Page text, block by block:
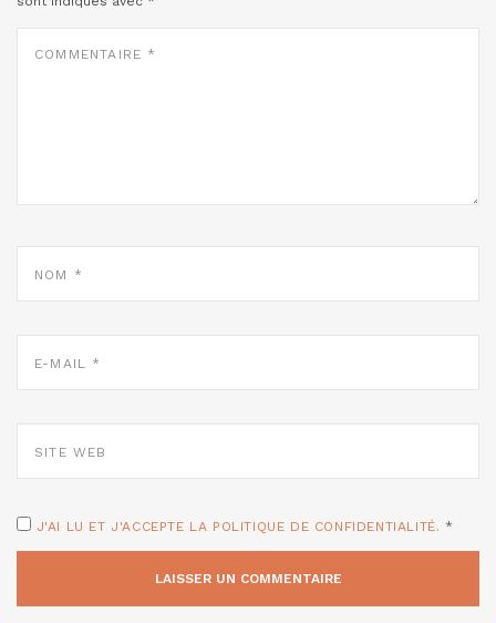
MAIL
WEB
J'AI LU ET J'ACCEPTE LA POLITIQUE DE CONFIDENTIALITÉ. *